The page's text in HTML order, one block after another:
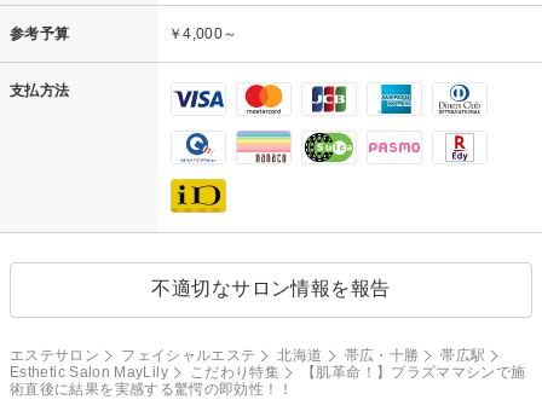
参考予算 ￥4,000～
支払方法
不適切なサロン情報を報告
エステサロン フェイシャルエステ 北海道 帯広・十勝
帯広駅
Esthetic Salon MayLily
こだわり特集
【肌革命！】プラズママシンで施
術直後に結果を実感する驚愕の即効性！！